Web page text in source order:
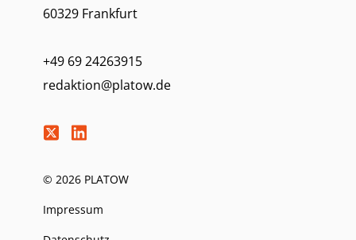
60329 Frankfurt
+49 69 24263915
redaktion@platow.de
© 2026 PLATOW
Impressum